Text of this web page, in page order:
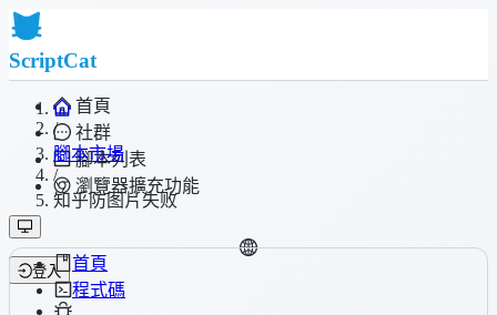
ScriptCat
首頁
社群
腳本列表
瀏覽器擴充功能
登入
/
腳本市場
/
知乎防图片失败
首頁
程式碼